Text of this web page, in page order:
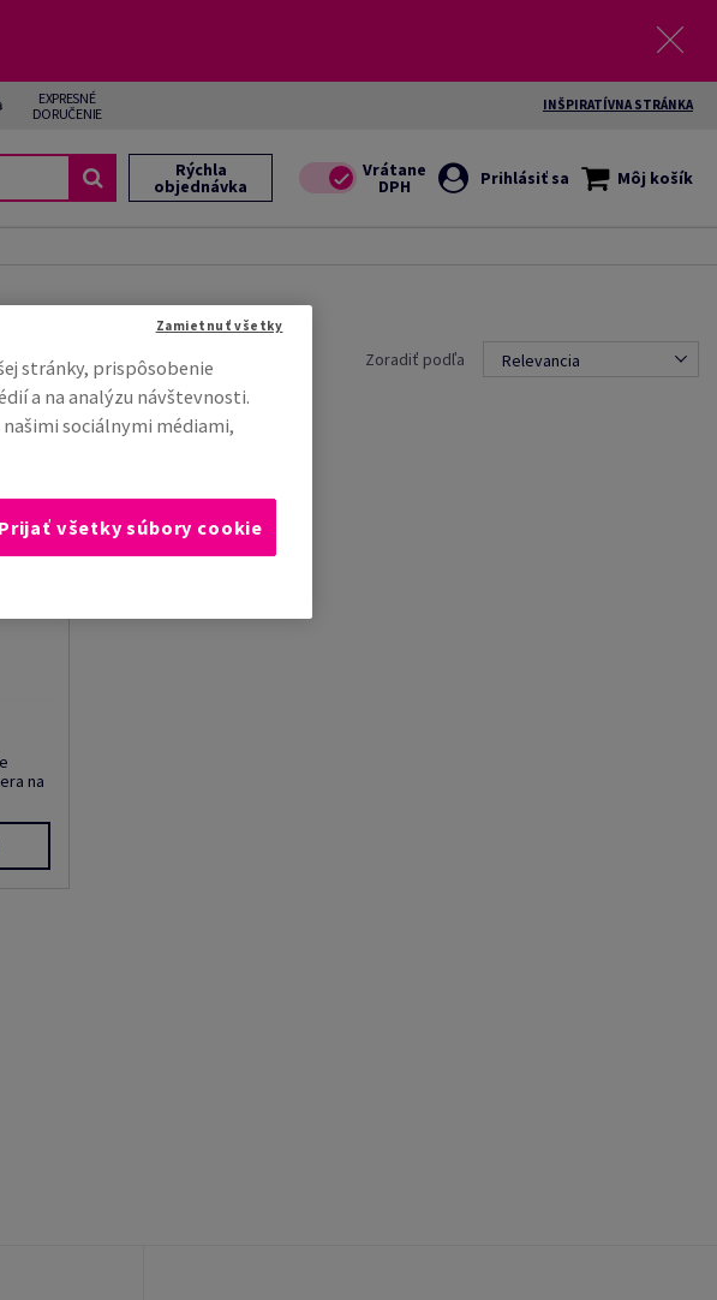
EXPRESNÉ
DORUČENIE
INŠPIRATÍVNA STRÁNKA
Rýchla
objednávka Prihlásiť sa Môj košík
Zoradiť podľa Relevancia
na
stránky, prispôsobenie
a na analýzu návštevnosti.
sociálnymi médiami,
Zamietnuť všetky
Prijať všetky súbory cookie